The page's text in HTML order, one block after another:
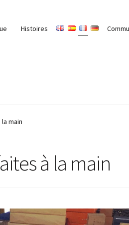
Histoires
main
à la main